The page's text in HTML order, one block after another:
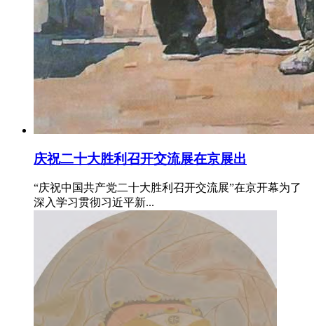
庆祝二十大胜利召开交流展在京展出
“庆祝中国共产党二十大胜利召开交流展”在京开幕为了
深入学习贯彻习近平新...